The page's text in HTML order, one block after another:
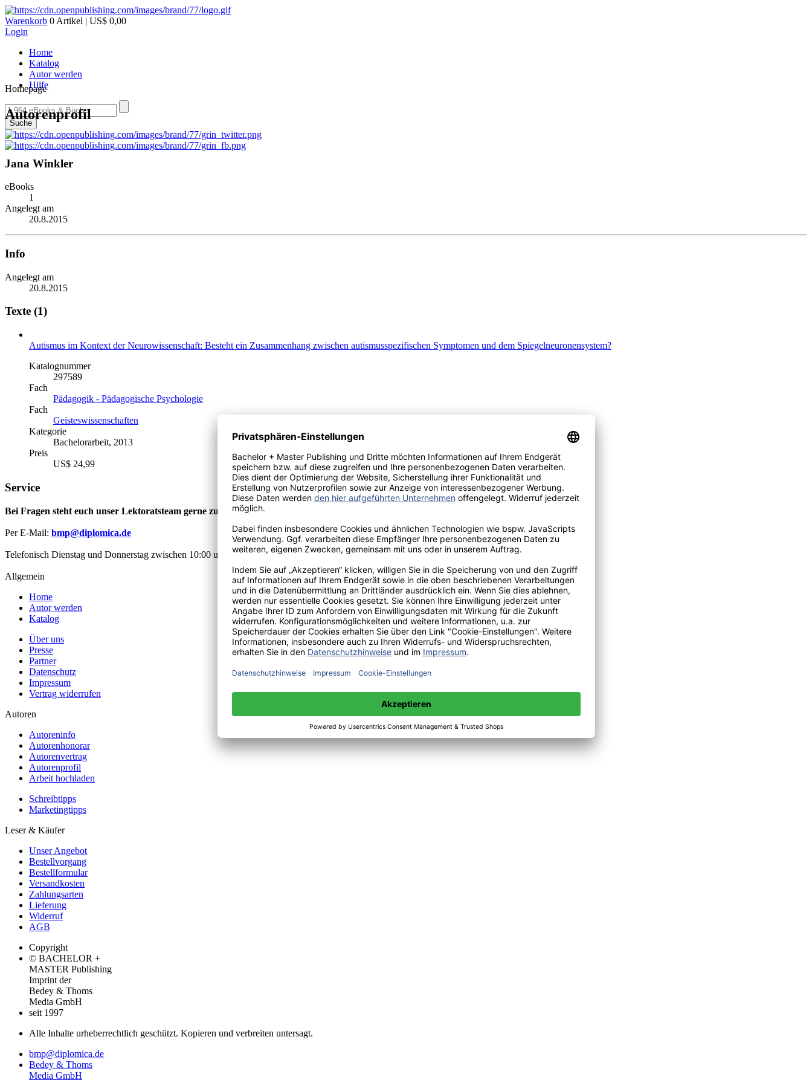
Warenkorb 0 Artikel | US$ 0,00
Login
Home
Katalog
Autor werden
Hilfe
Suche
Homepage
Autorenprofil
Jana Winkler
eBooks
1
Angelegt am
20.8.2015
Info
Angelegt am
20.8.2015
Texte (1)
Autismus im Kontext der Neurowissenschaft: Besteht ein Zusammenhang zwischen autismusspezifischen Symptomen und dem Spiegelneuronensystem?
Katalognummer
297589
Fach
Pädagogik - Pädagogische Psychologie
Fach
Geisteswissenschaften
Kategorie
Bachelorarbeit, 2013
Preis
US$ 24,99
Service
Bei Fragen steht euch unser Lektoratsteam gerne zur Verfügung:
Per E-Mail: bmp@diplomica.de
Telefonisch Dienstag und Donnerstag zwischen 10:00 und 12:00 Uhr sowie Mittwoch 14:00 bis 15:00 Uhr:+49(0)176-85996762
Allgemein
Home
Autor werden
Katalog
Über uns
Presse
Partner
Datenschutz
Impressum
Vertrag widerrufen
Autoren
Autoreninfo
Autorenhonorar
Autorenvertrag
Autorenprofil
Arbeit hochladen
Schreibtipps
Marketingtipps
Leser & Käufer
Unser Angebot
Bestellvorgang
Bestellformular
Versandkosten
Zahlungsarten
Lieferung
Widerruf
AGB
Copyright
© BACHELOR +
MASTER Publishing
Imprint der
Bedey & Thoms
Media GmbH
seit 1997
Alle Inhalte urheberrechtlich geschützt. Kopieren und verbreiten untersagt.
bmp@diplomica.de
Bedey & Thoms
Media GmbH